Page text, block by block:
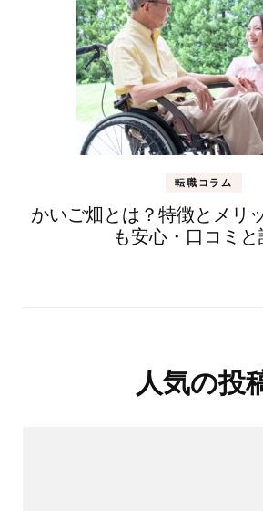
転職コラム
かいご畑とは？特徴とメリ
も安心・口コミと
人気の投